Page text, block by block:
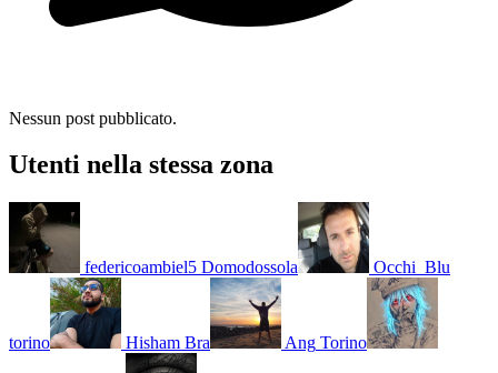
Nessun post pubblicato.
Utenti nella stessa zona
federicoambiel5 Domodossola Occhi_Blu
torino Hisham Bra Ang Torino